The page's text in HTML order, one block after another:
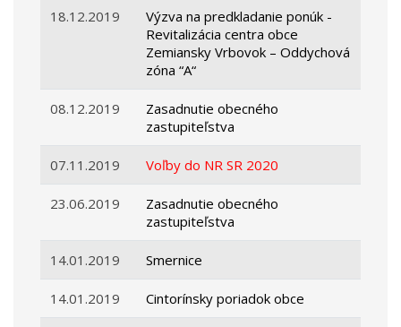
18.12.2019
Výzva na predkladanie ponúk -
Revitalizácia centra obce
Zemiansky Vrbovok – Oddychová
zóna “A“
08.12.2019
Zasadnutie obecného
zastupiteľstva
07.11.2019 Voľby do NR SR 2020
23.06.2019
Zasadnutie obecného
zastupiteľstva
14.01.2019 Smernice
14.01.2019 Cintorínsky poriadok obce